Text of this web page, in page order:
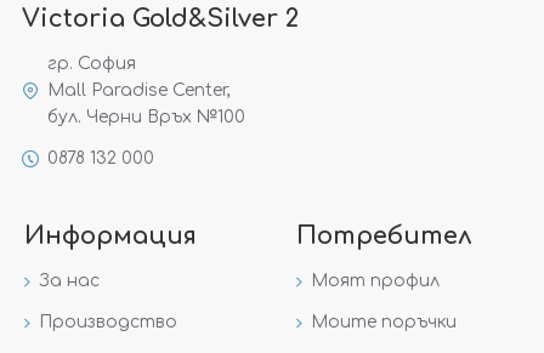
Victoria Gold&Silver 2
гр. София
Mall Paradise Center,
бул. Черни Връх №100
0878 132 000
Информация
За нас
Производство
Потребител
Моят профил
Моите поръчки